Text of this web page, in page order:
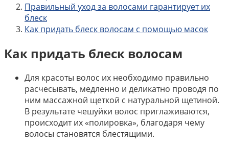
Правильный уход за волосами гарантирует их
блеск
Как придать блеск волосам с помощью масок
Как придать блеск волосам
Для красоты волос их необходимо правильно
расчесывать, медленно и деликатно проводя по
ним массажной щеткой с натуральной щетиной.
В результате чешуйки волос приглаживаются,
происходит их «полировка», благодаря чему
волосы становятся блестящими.